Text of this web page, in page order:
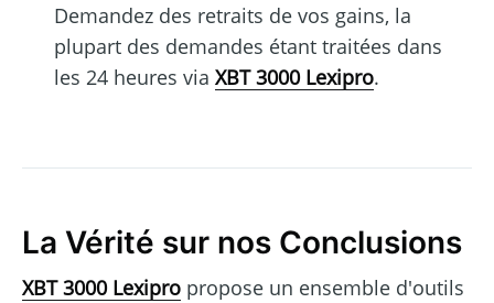
Demandez des retraits de vos gains, la
plupart des demandes étant traitées dans
les 24 heures via XBT 3000 Lexipro.
La Vérité sur nos Conclusions
XBT 3000 Lexipro propose un ensemble d'outils